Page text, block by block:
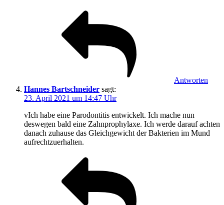
Antworten
Hannes Bartschneider sagt:
23. April 2021 um 14:47 Uhr
vIch habe eine Parodontitis entwickelt. Ich mache nun
deswegen bald eine Zahnprophylaxe. Ich werde darauf achten
danach zuhause das Gleichgewicht der Bakterien im Mund
aufrechtzuerhalten.